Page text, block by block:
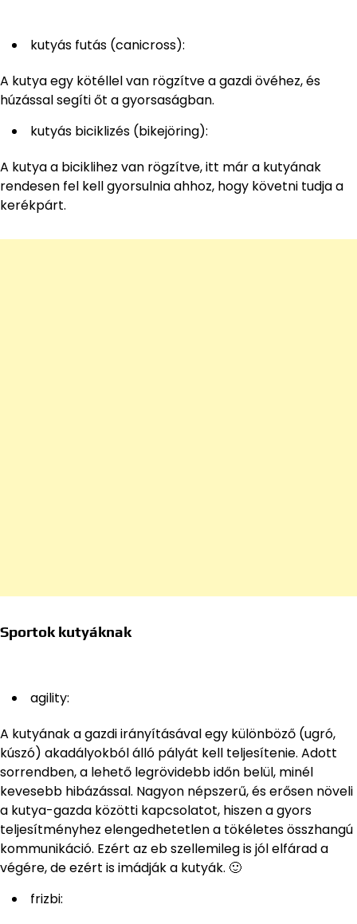
kutyás futás (canicross):
A kutya egy kötéllel van rögzítve a gazdi övéhez, és
húzással segíti őt a gyorsaságban.
kutyás biciklizés (bikejöring):
A kutya a biciklihez van rögzítve, itt már a kutyának
rendesen fel kell gyorsulnia ahhoz, hogy követni tudja a
kerékpárt.
Sportok kutyáknak
agility:
A kutyának a gazdi irányításával egy különböző (ugró,
kúszó) akadályokból álló pályát kell teljesítenie. Adott
sorrendben, a lehető legrövidebb időn belül, minél
kevesebb hibázással. Nagyon népszerű, és erősen növeli
a kutya-gazda közötti kapcsolatot, hiszen a gyors
teljesítményhez elengedhetetlen a tökéletes összhangú
kommunikáció. Ezért az eb szellemileg is jól elfárad a
végére, de ezért is imádják a kutyák. 🙂
frizbi: